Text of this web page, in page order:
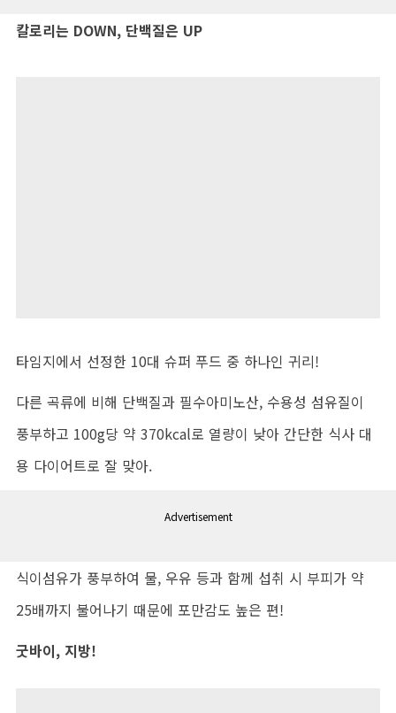
칼로리는 DOWN, 단백질은 UP
타임지에서 선정한 10대 슈퍼 푸드 중 하나인 귀리!
다른 곡류에 비해 단백질과 필수아미노산, 수용성 섬유질이
풍부하고 100g당 약 370kcal로 열량이 낮아 간단한 식사 대
용 다이어트로 잘 맞아.
Advertisement
식이섬유가 풍부하여 물, 우유 등과 함께 섭취 시 부피가 약
25배까지 불어나기 때문에 포만감도 높은 편!
굿바이, 지방!